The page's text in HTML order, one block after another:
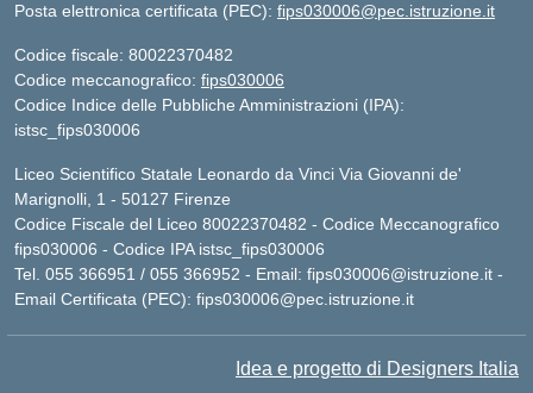
Posta elettronica certificata (PEC): fips030006@pec.istruzione.it
Codice fiscale: 80022370482
Codice meccanografico: fips030006
Codice Indice delle Pubbliche Amministrazioni (IPA):
istsc_fips030006
Liceo Scientifico Statale Leonardo da Vinci Via Giovanni de'
Marignolli, 1 - 50127 Firenze
Codice Fiscale del Liceo 80022370482 - Codice Meccanografico
fips030006 - Codice IPA istsc_fips030006
Tel. 055 366951 / 055 366952 - Email: fips030006@istruzione.it -
Email Certificata (PEC): fips030006@pec.istruzione.it
Idea e progetto di Designers Italia